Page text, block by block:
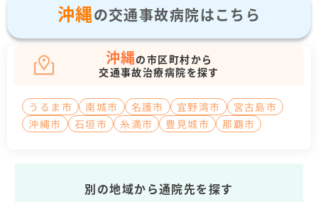
沖縄の交通事故病院はこちら
沖縄の市区町村から
交通事故治療病院を探す
うるま市 南城市 名護市 宜野湾市
宮古島市
沖縄市
石垣市 糸満市 豊見城市 那覇市
別の地域から通院先を探す